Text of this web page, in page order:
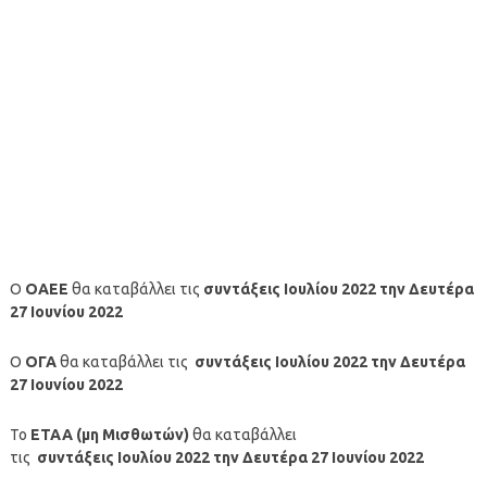
Ο ΟΑΕΕ θα καταβάλλει τις συντάξεις Ιουλίου2022την Δευτέρα
27 Ιουνίου2022
Ο ΟΓΑθα καταβάλλει τις συντάξεις Ιουλίου2022την Δευτέρα
27 Ιουνίου2022
Το ΕΤΑΑ (μη Μισθωτών) θα καταβάλλει
τις συντάξεις Ιουλίου2022την Δευτέρα 27 Ιουνίου2022